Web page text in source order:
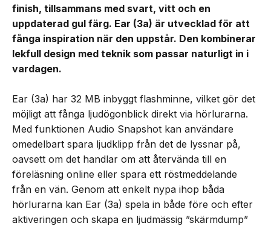
finish, tillsammans med svart, vitt och en
uppdaterad gul färg. Ear (3a) är utvecklad för att
fånga inspiration när den uppstår. Den kombinerar
lekfull design med teknik som passar naturligt in i
vardagen.
Ear (3a) har 32 MB inbyggt flashminne, vilket gör det
möjligt att fånga ljudögonblick direkt via hörlurarna.
Med funktionen Audio Snapshot kan användare
omedelbart spara ljudklipp från det de lyssnar på,
oavsett om det handlar om att återvända till en
föreläsning online eller spara ett röstmeddelande
från en vän. Genom att enkelt nypa ihop båda
hörlurarna kan Ear (3a) spela in både före och efter
aktiveringen och skapa en ljudmässig ”skärmdump”